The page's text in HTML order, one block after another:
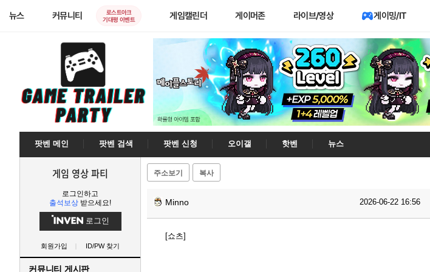
뉴스 커뮤니티
로스트아크
기대평 이벤트
게임캘린더 게이머존 라이브/영상 게이밍/IT
팟벤 메인 팟벤 검색 팟벤 신청 오이갤 핫벤
뉴스
게임 영상 파티
로그인하고
출석보상 받으세요!
로그인
회원가입 ID/PW 찾기
커뮤니티 게시판
주소보기 복사
Minno 2026-06-22 16:56
[쇼츠]